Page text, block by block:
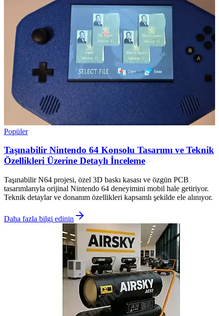
Popüler
Taşınabilir Nintendo 64 Konsolu Tasarımı ve Teknik
Özellikleri Üzerine Detaylı İnceleme
Taşınabilir N64 projesi, özel 3D baskı kasası ve özgün PCB
tasarımlarıyla orijinal Nintendo 64 deneyimini mobil hale getiriyor.
Teknik detaylar ve donanım özellikleri kapsamlı şekilde ele alınıyor.
Daha fazla bilgi edinin